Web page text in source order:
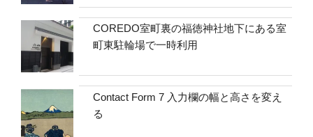
COREDO室町裏の福徳神社地下にある室
町東駐輪場で一時利用
Contact Form 7 入力欄の幅と高さを変え
る